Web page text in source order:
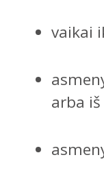
vaikai
arba